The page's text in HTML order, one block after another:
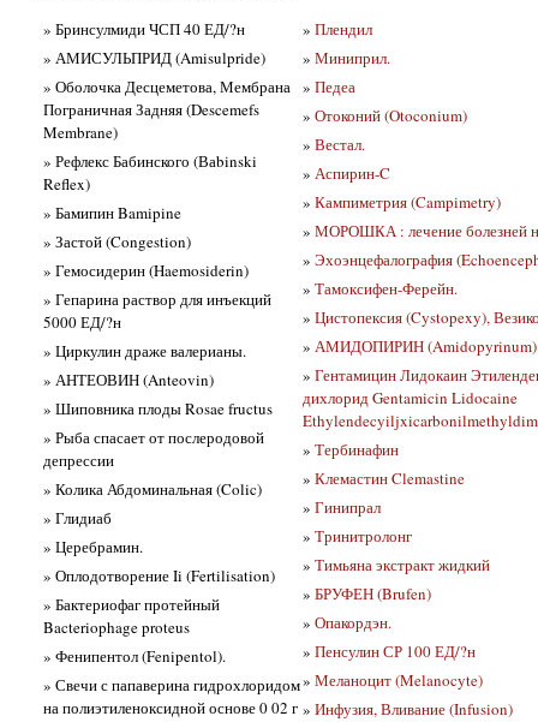
» Бринсулмиди ЧСП 40 ЕД/?н
» АМИСУЛЬПРИД (Amisulpride)
» Оболочка Десцеметова, Мембрана
Пограничная Задняя (Descemefs
Membrane)
» Рефлекс Бабинского (Ваbinski
Reflex)
» Бамипин Bamipine
» Застой (Congestion)
» Гемосидерин (Haemosiderin)
» Гепарина раствор для инъекций
5000 ЕД/?н
» Циркулин драже валерианы.
» АНТЕОВИН (Anteovin)
» Шиповника плоды Rosae fructus
» Рыба спасает от послеродовой
депрессии
» Колика Абдоминальная (Colic)
» Глидиаб
» Церебрамин.
» Оплодотворение Ii (Fertilisation)
» Бактериофаг протейный
Bacteriophage proteus
» Фенипентол (Fenipentol).
» Свечи с папаверина гидрохлоридом
на полиэтиленоксидной основе 0 02 г
» Плендил
» Миниприл.
» Педеа
» Отоконий (Otoconium)
» Вестал.
» Аспирин-C
» Кампиметрия (Campimetry)
» МОРОШКА : лечение болезней
» Эхоэнцефалография
» Тамоксифен-Ферейн.
» Цистопексия (Cystopexy),
» АМИДОПИРИН (Amidopyrinum)
» Гентамицин Лидокаин
дихлорид Gentamicin Lidocaine
» Тербинафин
» Клемастин Clemastine
» Гинипрал
» Тринитролонг
» Тимьяна экстракт жидкий
» БРУФЕН (Brufen)
» Опакордэн.
» Пенсулин СР 100 ЕД/?н
» Меланоцит (Melanocyte)
» Инфузия, Вливание (Infusion)